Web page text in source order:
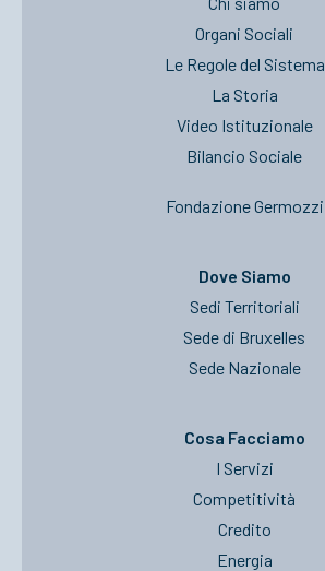
Organi Sociali
Le Regole del Sistema
La Storia
Video Istituzionale
Bilancio Sociale
Fondazione Germozzi
Dove Siamo
Sedi Territoriali
Sede di Bruxelles
Sede Nazionale
Cosa Facciamo
I Servizi
Competitività
Credito
Energia